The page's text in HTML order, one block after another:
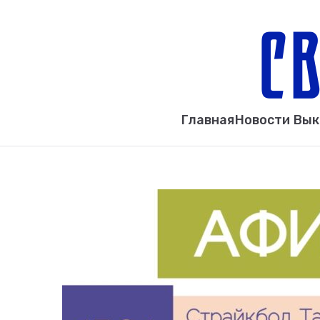
ГлавнаяНовости